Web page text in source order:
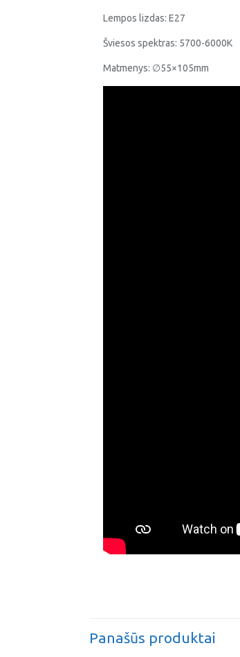
Lempos lizdas: E27
Šviesos spektras: 5700-6000K
Matmenys: ∅55×105mm
Panašūs produktai